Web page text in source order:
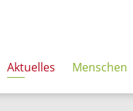
Aktuelles Menschen